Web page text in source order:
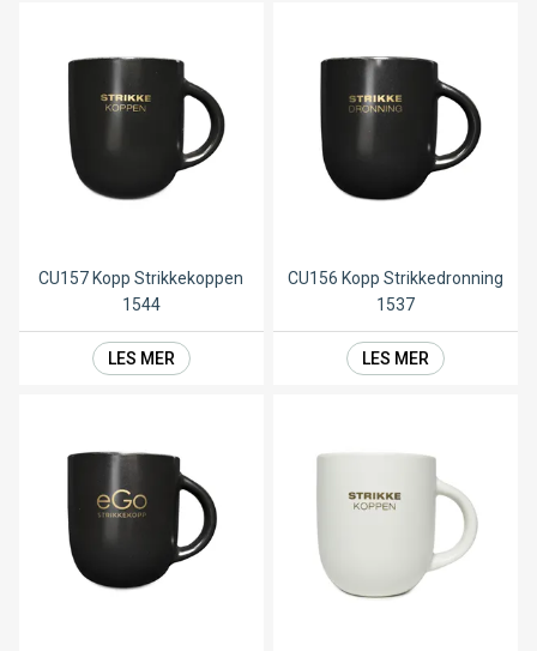
CU157 Kopp Strikkekoppen
1544
LES MER
CU156 Kopp Strikkedronning
1537
LES MER